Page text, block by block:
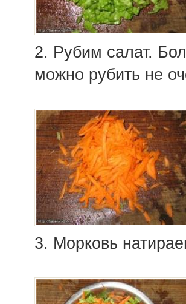
2. Рубим салат.
можно рубить не
3. Морковь